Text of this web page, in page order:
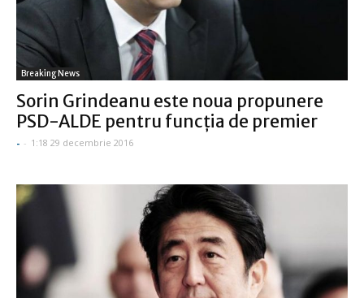
Breaking News
Sorin Grindeanu este noua propunere
PSD-ALDE pentru funcţia de premier
- - 1:18 29 decembrie 2016